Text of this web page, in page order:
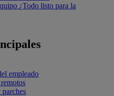
¿Todo listo para la
empleado